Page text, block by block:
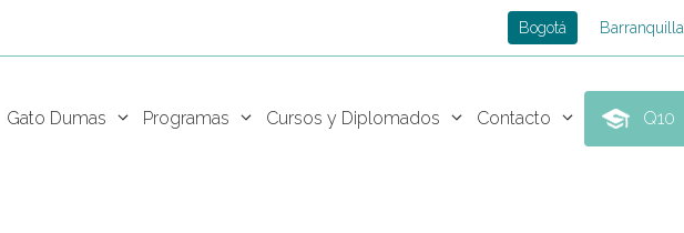
Bogotá Barranquilla
Gato Dumas Programas Cursos y Diplomados Contacto Q10